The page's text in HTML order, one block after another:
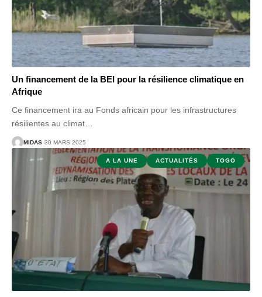
Un financement de la BEI pour la résilience climatique en
Afrique
Ce financement ira au Fonds africain pour les infrastructures
résilientes au climat
MIDAS 30 MARS 2025
A LA UNE ACTUALITÉS TOGO